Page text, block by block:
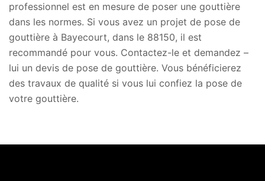
professionnel est en mesure de poser une gouttière
dans les normes. Si vous avez un projet de pose de
gouttière à Bayecourt, dans le 88150, il est
recommandé pour vous. Contactez-le et demandez –
lui un devis de pose de gouttière. Vous bénéficierez
des travaux de qualité si vous lui confiez la pose de
votre gouttière.